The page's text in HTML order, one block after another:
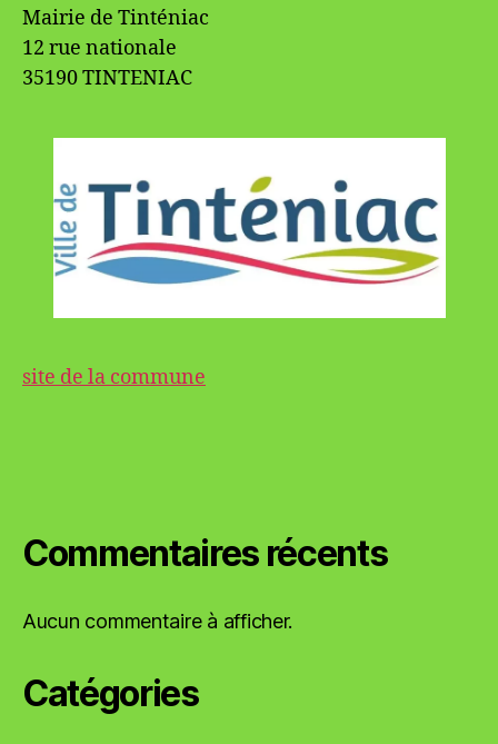
Mairie de Tinténiac
12 rue nationale
35190 TINTENIAC
site de la commune
Commentaires récents
Aucun commentaire à afficher.
Catégories